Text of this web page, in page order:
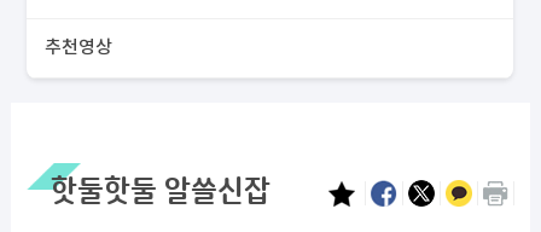
추천영상
핫둘핫둘 알쓸신잡